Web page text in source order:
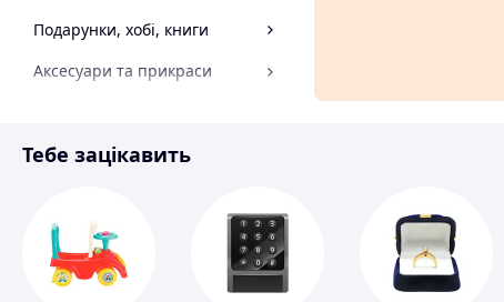
Подарунки, хобі, книги
Аксесуари та прикраси
Спорт і відпочинок
Тебе зацікавить